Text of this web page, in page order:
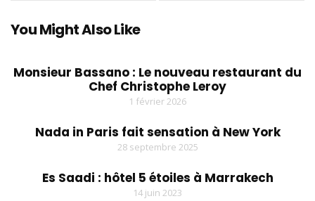
You Might Also Like
Monsieur Bassano : Le nouveau restaurant du
Chef Christophe Leroy
1 février 2026
Nada in Paris fait sensation à New York
28 septembre 2025
Es Saadi : hôtel 5 étoiles à Marrakech
14 juin 2023